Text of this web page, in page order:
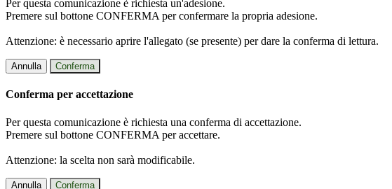
Per questa comunicazione è richiesta un'adesione.
Premere sul bottone CONFERMA per confermare la propria adesione.
Attenzione: è necessario aprire l'allegato (se presente) per dare la conferma di lettura.
Annulla Conferma
Conferma per accettazione
Per questa comunicazione è richiesta una conferma di accettazione.
Premere sul bottone CONFERMA per accettare.
Attenzione: la scelta non sarà modificabile.
Annulla Conferma